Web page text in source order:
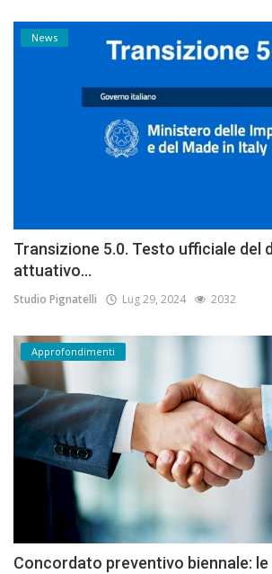
News
Transizione 5.0. Testo ufficiale del
attuativo...
Studio Pignatelli Lug 29, 2024 2032
Approfondimenti
Concordato preventivo biennale: